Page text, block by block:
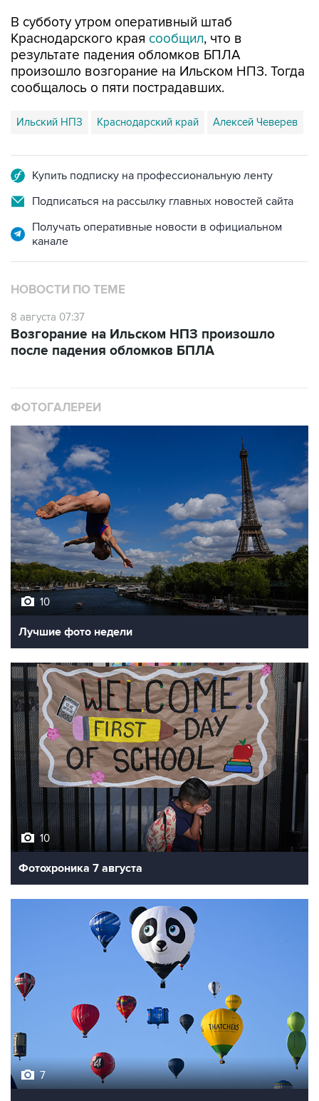
В субботу утром оперативный штаб
Краснодарского края сообщил, что в
результате падения обломков БПЛА
произошло возгорание на Ильском НПЗ. Тогда
сообщалось о пяти пострадавших.
Ильский НПЗ Краснодарский край Алексей Чеверев
Купить подписку на профессиональную ленту
Подписаться на рассылку главных новостей сайта
Получать оперативные новости в официальном
канале
НОВОСТИ ПО ТЕМЕ
8 августа 07:37
Возгорание на Ильском НПЗ произошло
после падения обломков БПЛА
ФОТОГАЛЕРЕИ
10
Лучшие фото недели
10
Фотохроника 7 августа
7